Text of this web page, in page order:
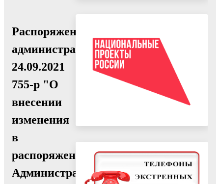
Распоряжение
администрации
24.09.2021
755-р "О
внесении
изменения
в
распоряжение
Администрации